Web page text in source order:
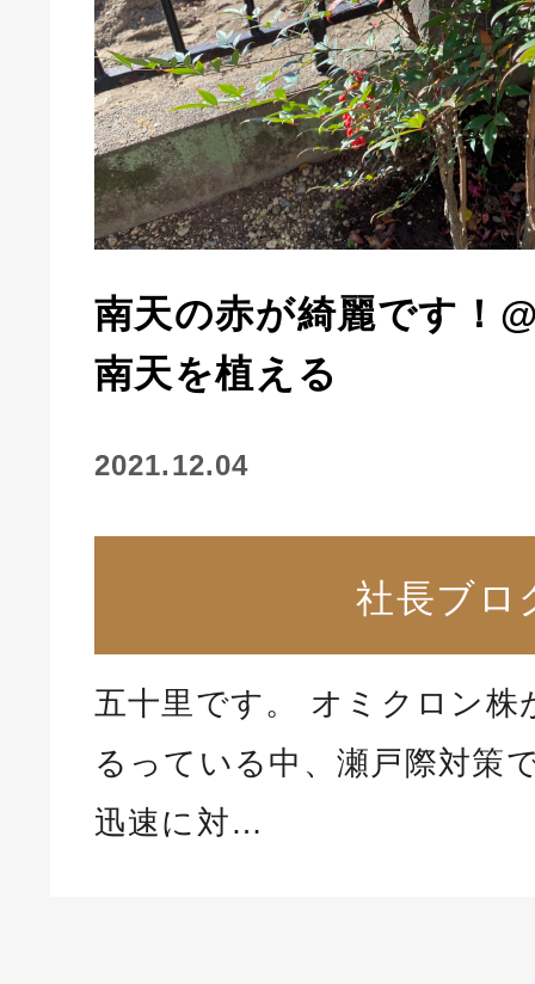
南天の赤が綺麗です！
南天を植える
2021.12.04
社長ブロ
五十里です。 オミクロン株
るっている中、瀬戸際対策
迅速に対…